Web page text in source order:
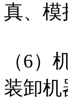
真、模
（6）
装卸机